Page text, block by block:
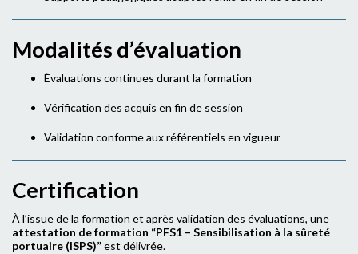
Modalités d’évaluation
Évaluations continues durant la formation
Vérification des acquis en fin de session
Validation conforme aux référentiels en vigueur
Certification
À l’issue de la formation et après validation des évaluations, une
attestation de formation “PFS1 – Sensibilisation à la sûreté
portuaire (ISPS)”est délivrée.